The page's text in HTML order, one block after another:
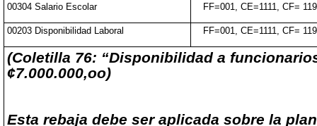
00304 Salario Escolar FF=001, CE=1111, CF=
00203 Disponibilidad Laboral FF=001, CE=1111, CF=
(Coletilla 76: “Disponibilidad a
¢7.000.000,oo)
Esta rebaja debe ser aplicada sobre la